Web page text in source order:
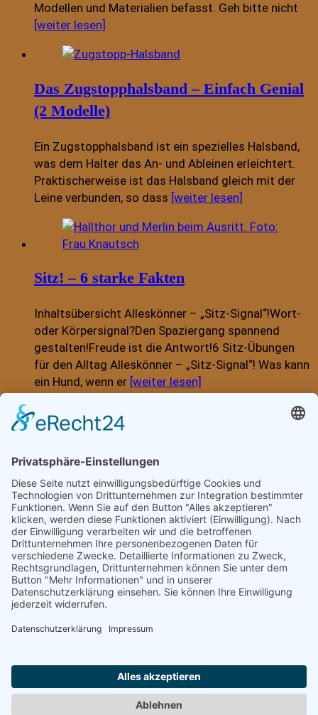
Modellen und Materialien befasst. Geh bitte nicht
[weiter lesen]
Das Zugstopphalsband – Einfach Genial
(2 Modelle)
Ein Zugstopphalsband ist ein spezielles Halsband,
was dem Halter das An- und Ableinen erleichtert.
Praktischerweise ist das Halsband gleich mit der
Leine verbunden, so dass [weiter lesen]
Sitz! – 6 starke Fakten
Inhaltsübersicht Alleskönner – „Sitz-Signal“!Wort-
oder Körpersignal?Den Spaziergang spannend
gestalten!Freude ist die Antwort!6 Sitz-Übungen
für den Alltag Alleskönner – „Sitz-Signal“! Was kann
ein Hund, wenn er [weiter lesen]
Inhaltsübersicht Leinenzieher hausgemacht!Frust
macht sich breitEs kommt schlimmerDie Lösung
Leinenzieher hausgemacht! Es war einmal ein
kleiner Welpen. Weil der Rückruf so zuverlässig
klappte, bekam der[weiter lesen]
Newsletter
Hundetraining.